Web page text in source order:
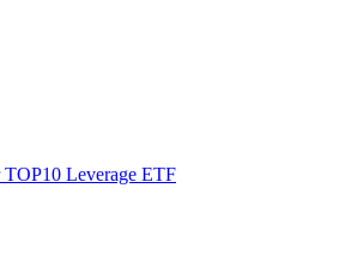
Leverage ETF